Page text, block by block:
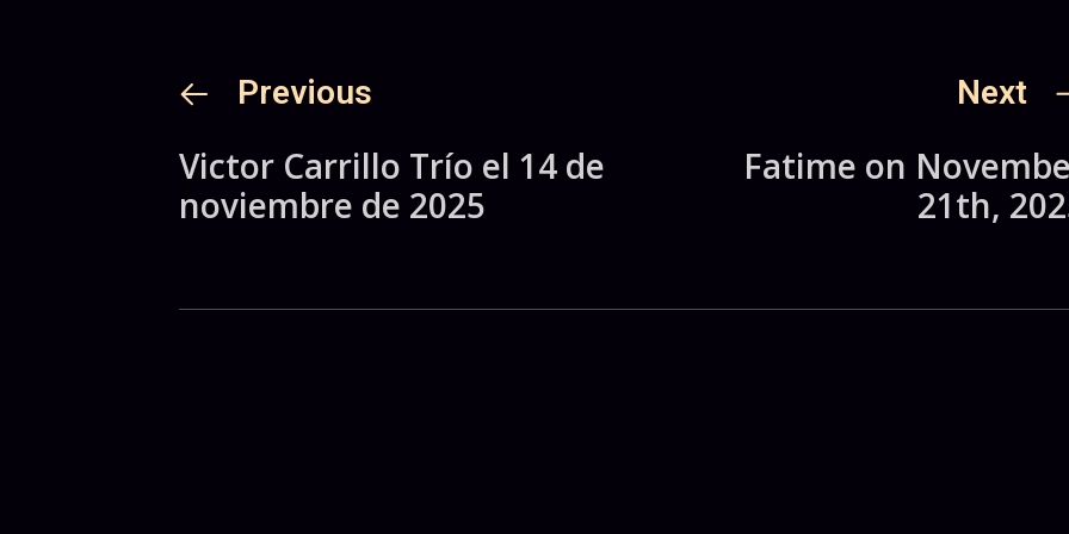
Previous
Victor Carrillo Trío el 14 de
noviembre de 2025
Next
Fatime on
21th,